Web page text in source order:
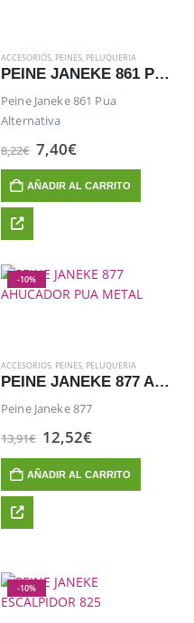
ACCESORIOS, PEINES, PELUQUERIA
PEINE JANEKE 861 PUA ALTERNATIVA
Peine Janeke 861 Pua
Alternativa
8,22€ El
precio
original
era:
8,22€.
7,40€El
actual
es:
7,40€.
AÑADIR AL CARRITO
-10%
ACCESORIOS, PEINES, PELUQUERIA
PEINE JANEKE 877 AHUCADOR PUA METAL
Peine Janeke 877
13,91€ El
precio
original
era:
13,91€.
12,52€El
actual
es:
12,52€.
AÑADIR AL CARRITO
-10%